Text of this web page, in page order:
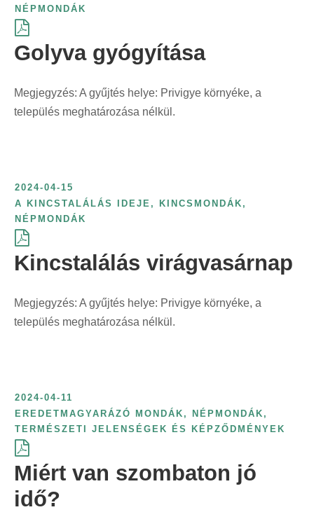
NÉPMONDÁK
Golyva gyógyítása
Megjegyzés: A gyűjtés helye: Privigye környéke, a
település meghatározása nélkül.
2024-04-15
A KINCSTALÁLÁS IDEJE , KINCSMONDÁK ,
NÉPMONDÁK
Kincstalálás virágvasárnap
Megjegyzés: A gyűjtés helye: Privigye környéke, a
település meghatározása nélkül.
2024-04-11
EREDETMAGYARÁZÓ MONDÁK , NÉPMONDÁK ,
TERMÉSZETI JELENSÉGEK ÉS KÉPZŐDMÉNYEK
Miért van szombaton jó
idő?